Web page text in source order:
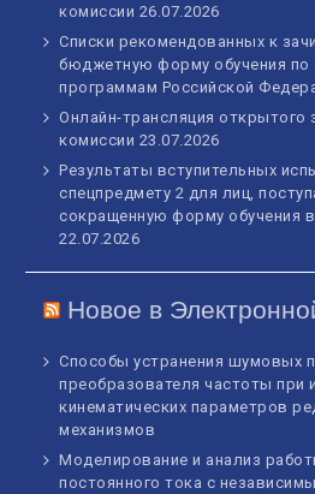
комиссии 26.07.2026
Списки рекомендованных к
бюджетную форму обучения по
программам Российской
Онлайн-трансляция открытого
комиссии 23.07.2026
Результаты вступительных
спецпредмету 2 для лиц,
сокращенную форму обучения в
22.07.2026
Новое в
Способы устранения шумовых
преобразователя частоты при
кинематических параметров
механизмов
Моделирование и анализ
постоянного тока с